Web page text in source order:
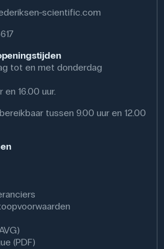
scientific.com
tot en met donderdag
en 16.00 uur.
tussen 9.00 uur en 12.00
(PDF)